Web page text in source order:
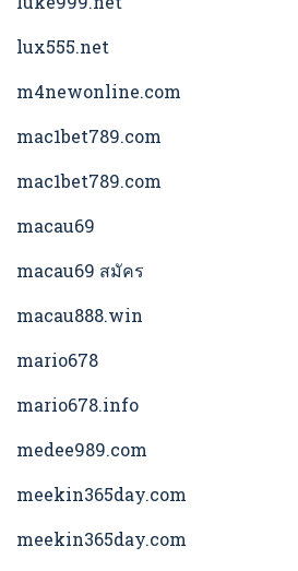
lux555.net
m4newonline.com
mac1bet789.com
mac1bet789.com
macau69
macau69 สมัคร
macau888.win
mario678
mario678.info
medee989.com
meekin365day.com
meekin365day.com